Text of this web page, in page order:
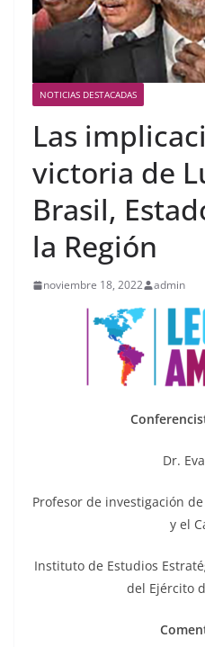
NOTICIAS DESTACADAS
Las
victoria de
Brasil,
la Región
noviembre 18, 2022 admin
Dr.
Profesor de investigación
y el
Instituto de Estudios
del Ejército